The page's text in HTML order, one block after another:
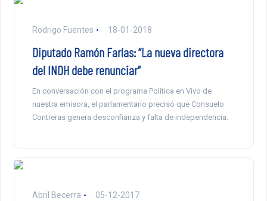
Rodrigo Fuentes 18-01-2018
Diputado Ramón Farías: “La nueva directora
del INDH debe renunciar”
En conversación con el programa Política en Vivo de
nuestra emisora, el parlamentario precisó que Consuelo
Contreras genera desconfianza y falta de independencia.
Abril Becerra 05-12-2017